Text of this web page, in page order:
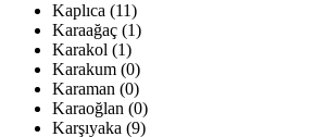
Kaplıca (11)
Karaağaç (1)
Karakol (1)
Karakum (0)
Karaman (0)
Karaoğlan (0)
Karşıyaka (9)